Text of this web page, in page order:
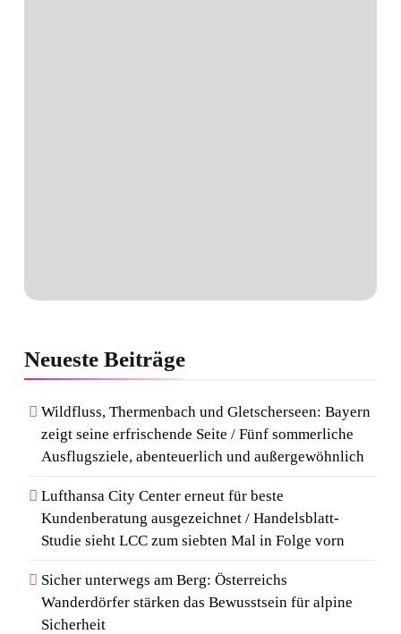
Neueste Beiträge
Wildfluss, Thermenbach und Gletscherseen: Bayern
zeigt seine erfrischende Seite / Fünf sommerliche
Ausflugsziele, abenteuerlich und außergewöhnlich
Lufthansa City Center erneut für beste
Kundenberatung ausgezeichnet / Handelsblatt-
Studie sieht LCC zum siebten Mal in Folge vorn
Sicher unterwegs am Berg: Österreichs
Wanderdörfer stärken das Bewusstsein für alpine
Sicherheit